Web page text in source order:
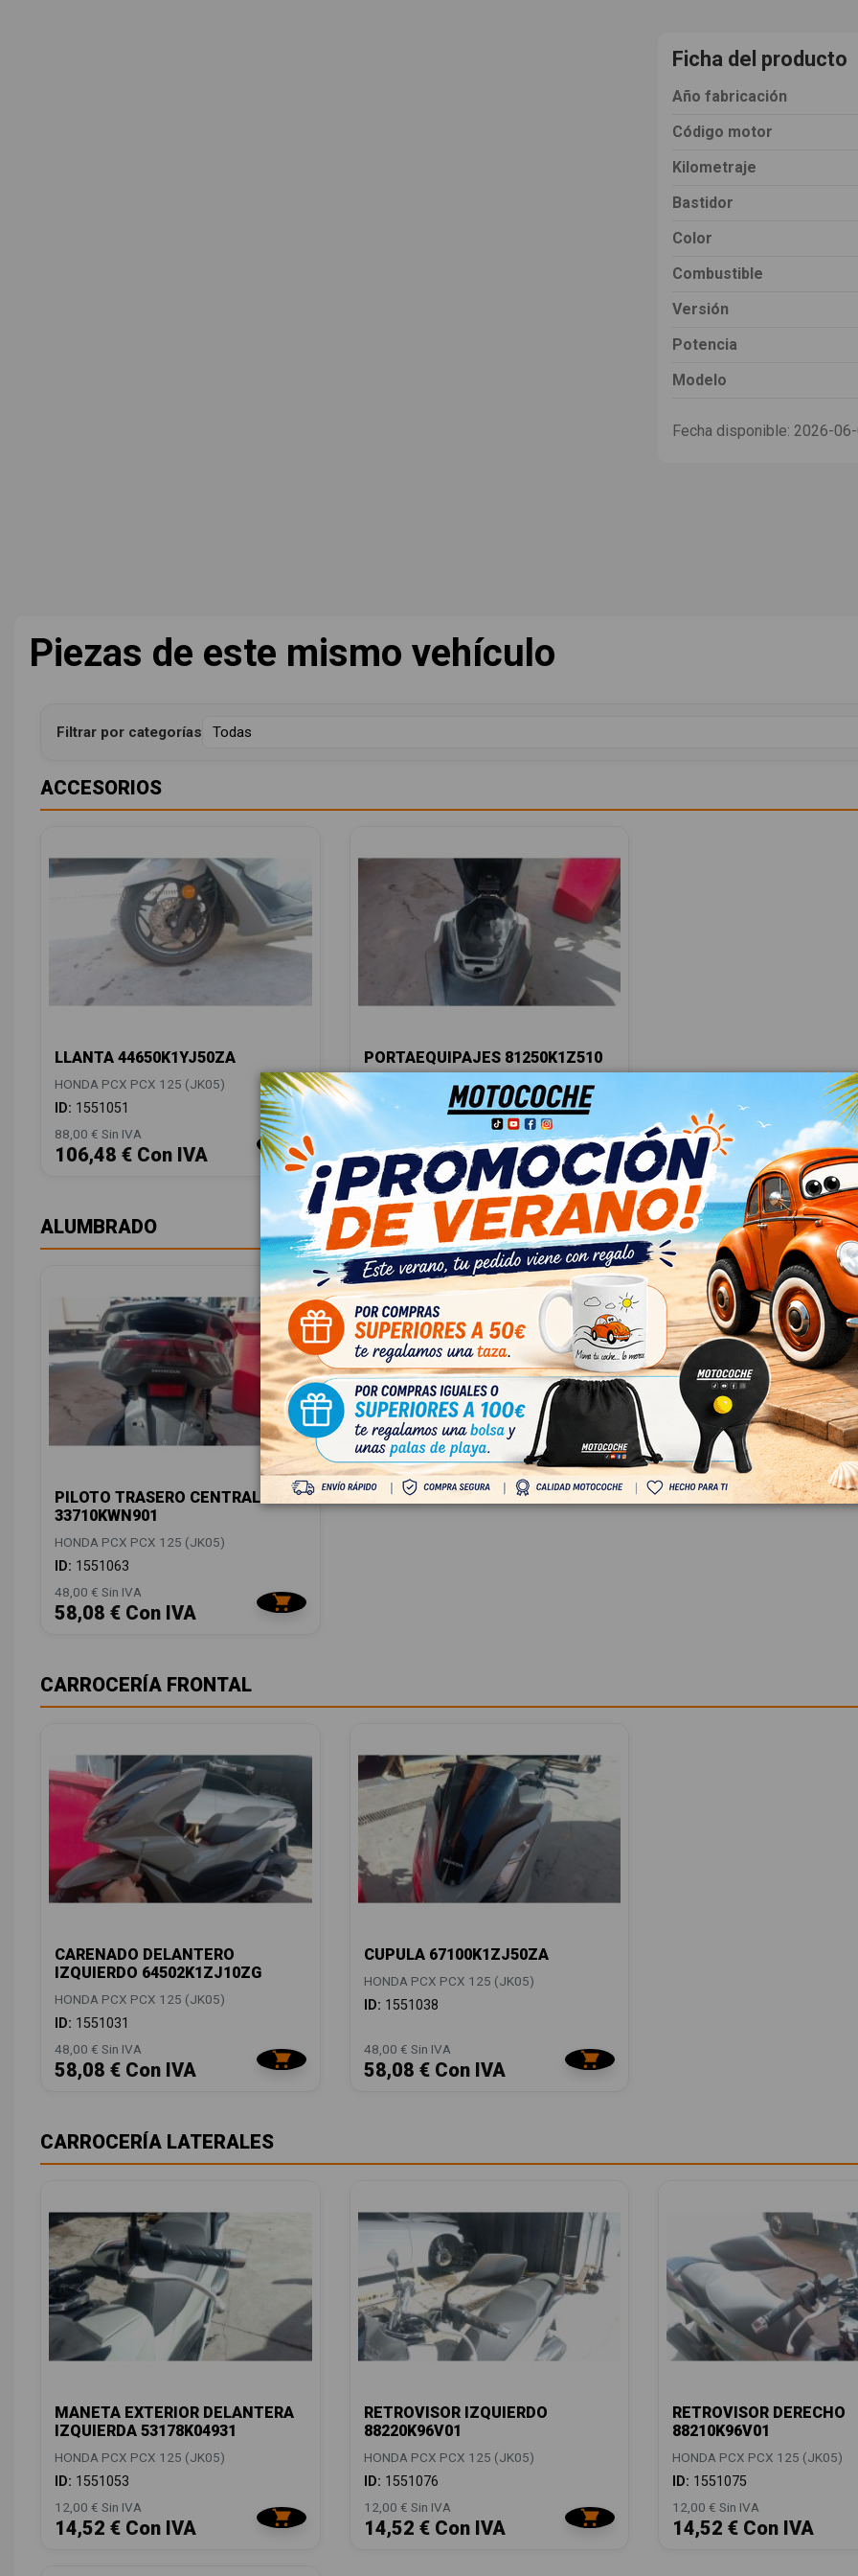
Ficha del producto
Año fabricación
Código motor
Kilometraje
Bastidor
Color
Combustible
Versión
Potencia
Modelo
Fecha disponible: 2026-
Piezas de este mismo vehículo
Filtrar por categorías
ACCESORIOS
LLANTA 44650K1YJ50ZA
HONDA PCX PCX 125 (JK05)
ID: 1551051
88,00 € Sin IVA
106,48 € Con IVA
PORTAEQUIPAJES 81250K1Z510
HONDA PCX PCX 125 (JK05)
ID: 1551091
58,08 € Con IVA
ALUMBRADO
PILOTO TRASERO CENTRAL
33710KWN901
HONDA PCX PCX 125 (JK05)
ID: 1551063
48,00 € Sin IVA
58,08 € Con IVA
CARROCERÍA FRONTAL
CARENADO DELANTERO
IZQUIERDO 64502K1ZJ10ZG
HONDA PCX PCX 125 (JK05)
ID: 1551031
48,00 € Sin IVA
58,08 € Con IVA
CUPULA 67100K1ZJ50ZA
HONDA PCX PCX 125 (JK05)
ID: 1551038
48,00 € Sin IVA
58,08 € Con IVA
CARROCERÍA LATERALES
MANETA EXTERIOR DELANTERA
IZQUIERDA 53178K04931
HONDA PCX PCX 125 (JK05)
ID: 1551053
12,00 € Sin IVA
14,52 € Con IVA
RETROVISOR IZQUIERDO
88220K96V01
HONDA PCX PCX 125 (JK05)
ID: 1551076
12,00 € Sin IVA
14,52 € Con IVA
RETROVISOR DERECHO
88210K96V01
HONDA PCX PCX 125 (JK05)
ID: 1551075
12,00 € Sin IVA
14,52 € Con IVA